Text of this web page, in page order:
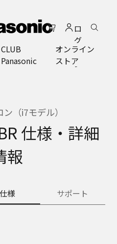
ロ
グ
イ
ン
CLUB
Panasonic
オンライン
ストア
（i7モデル）
仕様・詳細
報
仕様 サポート